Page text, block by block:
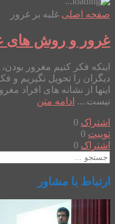
صفحه اصلی غلبه بر غرور
غرور و روش های
اینکه فکر کنیم مغرور
دیگران را تحویل نگیریم و
اینها از نشانه های افراد
نیست.... ادامه متن
اشتراک 0
توییت 0
اشتراک 0
ارتباط با مشاور